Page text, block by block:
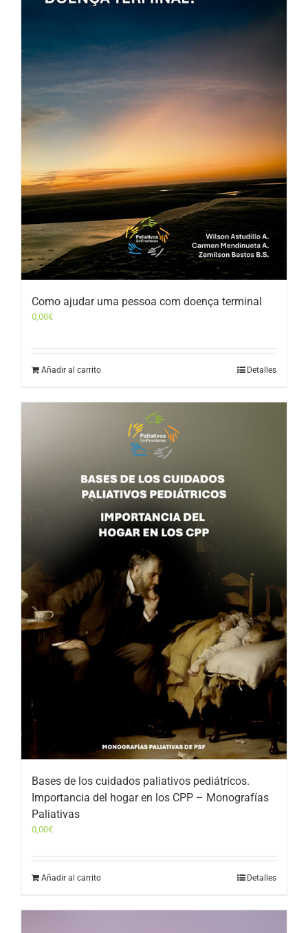
Como ajudar uma pessoa com doença terminal
0,00€
Añadir al carrito Detalles
Bases de los cuidados paliativos pediátricos.
Importancia del hogar en los CPP – Monografías
Paliativas
0,00€
Añadir al carrito Detalles